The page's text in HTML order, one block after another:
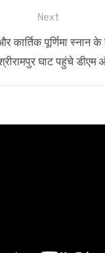
Next
कार्तिक पूर्णिमा स्नान के
घाट पहुंचे डीएम